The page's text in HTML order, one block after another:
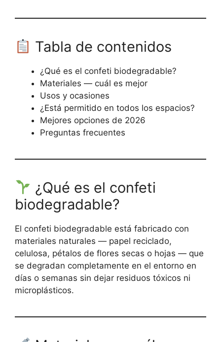
Tabla de contenidos
¿Qué es el confeti biodegradable?
Materiales — cuál es mejor
Usos y ocasiones
¿Está permitido en todos los espacios?
Mejores opciones de 2026
Preguntas frecuentes
¿Qué es el confeti
biodegradable?
El confeti biodegradable está fabricado con
materiales naturales — papel reciclado,
celulosa, pétalos de flores secas o hojas — que
se degradan completamente en el entorno en
días o semanas sin dejar residuos tóxicos ni
microplásticos.